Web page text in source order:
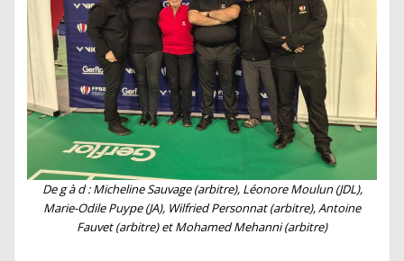
De g à d : Micheline Sauvage (arbitre), Léonore Moulun (JDL),
Marie-Odile Puype (JA), Wilfried Personnat (arbitre), Antoine
Fauvet (arbitre) et Mohamed Mehanni (arbitre)